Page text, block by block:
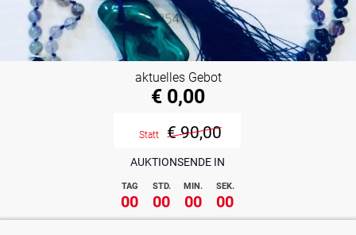
AUKTIONSENDE IN
TAG STD. MIN. SEK.
00 00 00 00
aktuelles Gebot
€ 0,00
Statt € 90,00